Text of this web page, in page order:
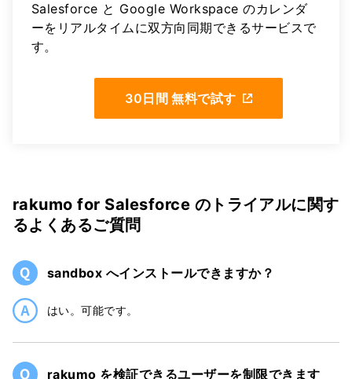
Salesforce と Google Workspace のカレンダ
ーをリアルタイムに双方向同期できるサービスで
す。
30日間 無料で試す
rakumo for Salesforce のトライアルに関す
るよくあるご質問
sandbox へインストールできますか？
はい。可能です。
rakumo を検証できるユーザーを制限できます